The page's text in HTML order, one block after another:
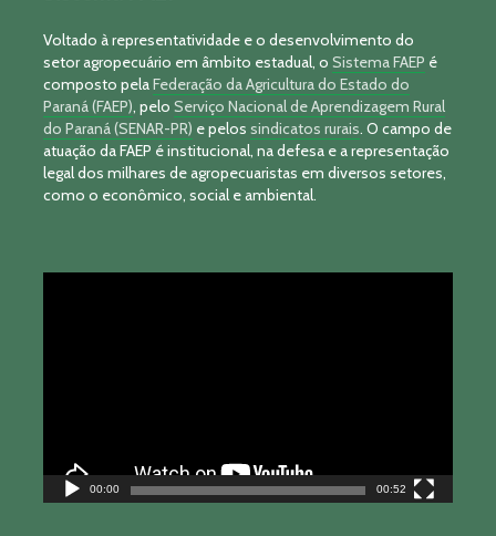
Voltado à representatividade e o desenvolvimento do
setor agropecuário em âmbito estadual, o Sistema FAEP é
composto pelaFederação da Agricultura do Estado do
Paraná (FAEP), pelo Serviço Nacional de Aprendizagem Rural
do Paraná (SENAR-PR) e pelos sindicatos rurais. O campo de
atuação da FAEP é institucional, na defesa e a representação
legal dos milhares de agropecuaristas em diversos setores,
como o econômico, social e ambiental.
00:00 00:52